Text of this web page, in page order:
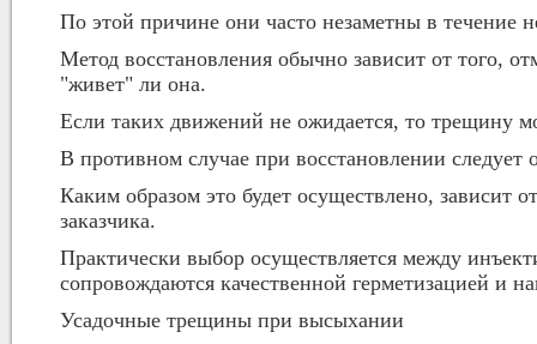
По этой причине они часто незаметны в течение
Метод восстановления обычно зависит от того,
"живет" ли она.
Если таких движений не ожидается, то трещину
В противном случае при восстановлении следует
Каким образом это будет осуществлено, зависит
заказчика.
Практически выбор осуществляется между
сопровождаются качественной герметизацией и
Усадочные трещины при высыхании